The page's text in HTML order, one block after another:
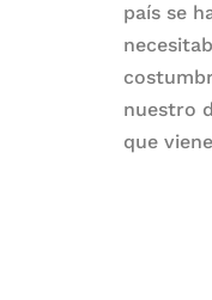
país se
nuestro
que